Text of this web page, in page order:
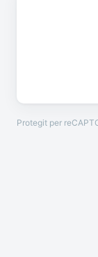
Protegit per